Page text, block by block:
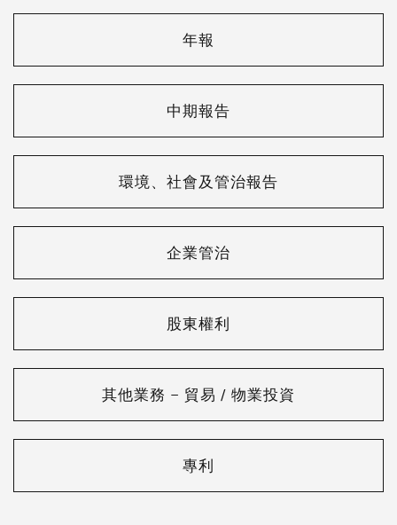
年報
中期報告
環境、社會及管治報告
企業管治
股東權利
其他業務 – 貿易 / 物業投資
專利